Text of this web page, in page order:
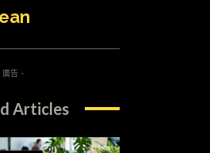
廣告 -
Articles